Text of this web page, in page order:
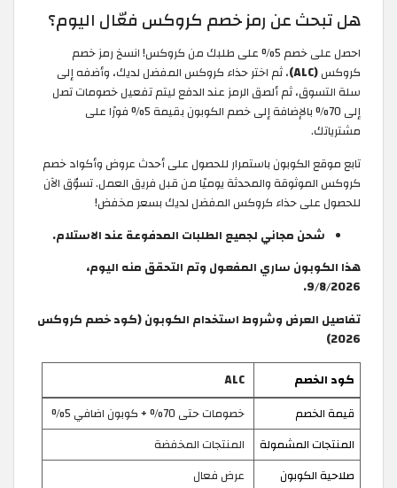
هل تبحث عن رمز خصم كروكس فعّال اليوم؟
احصل على خصم 5% على طلبك من كروكس! انسخ رمز خصم
كروكس(ALC)
، ثم اختر حذاء كروكس المفضل لديك، وأضفه إلى
سلة التسوق، ثم ألصق الرمز عند الدفع ليتم تفعيل خصومات تصل
إلى 70% بالإضافة إلى خصم الكوبون بقيمة 5% فورًا على
مشترياتك.
تابع موقع الكوبون باستمرار للحصول على أحدث عروض وأكواد خصم
كروكس الموثوقة والمحدثة يوميًا من قبل فريق العمل. تسوّق الآن
للحصول على حذاء كروكس المفضل لديك بسعر مخفض!
شحن مجاني لجميع الطلبات المدفوعة عند الاستلام.
هذا الكوبون ساري المفعول وتم التحقق منه اليوم،
9/8/2026.
تفاصيل العرض وشروط استخدام الكوبون (كود خصم كروكس
2026)
كود الخصم
ALC
قيمة الخصم
خصومات حتى 70% + كوبون اضافي 5%
المنتجات المشمولة
المنتجات المخفضة
صلاحية الكوبون
عرض فعال